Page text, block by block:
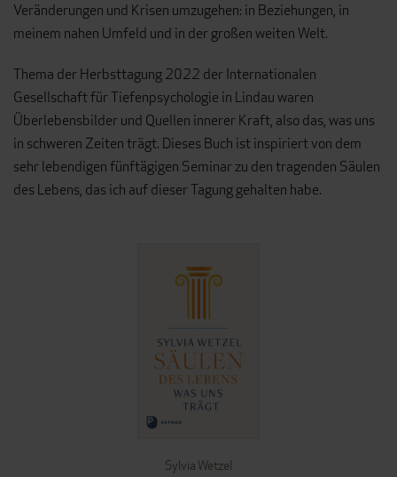
Veränderungen und Krisen umzugehen: in Beziehungen, in
meinem nahen Umfeld und in der großen weiten Welt.
Thema der Herbsttagung 2022 der Internationalen
Gesellschaft für Tiefenpsychologie in Lindau waren
Überlebensbilder und Quellen innerer Kraft, also das, was uns
in schweren Zeiten trägt. Dieses Buch ist inspiriert von dem
sehr lebendigen fünftägigen Seminar zu den tragenden Säulen
des Lebens, das ich auf dieser Tagung gehalten habe.
Sylvia Wetzel